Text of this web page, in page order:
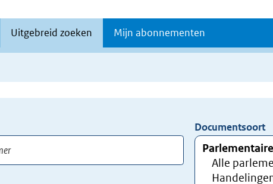
Uitgebreid zoeken Mijn abonnementen
Documentsoort
Gebruik